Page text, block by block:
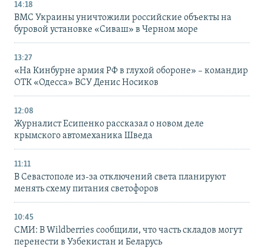
14:18
ВМС Украины уничтожили российские объекты на
буровой установке «Сиваш» в Черном море
13:27
«На Кинбурне армия РФ в глухой обороне» – командир
ОТК «Одесса» ВСУ Денис Носиков
12:08
Журналист Есипенко рассказал о новом деле
крымского автомеханика Шведа
11:11
В Севастополе из-за отключений света планируют
менять схему питания светофоров
10:45
СМИ: В Wildberries сообщили, что часть складов могут
перенести в Узбекистан и Беларусь